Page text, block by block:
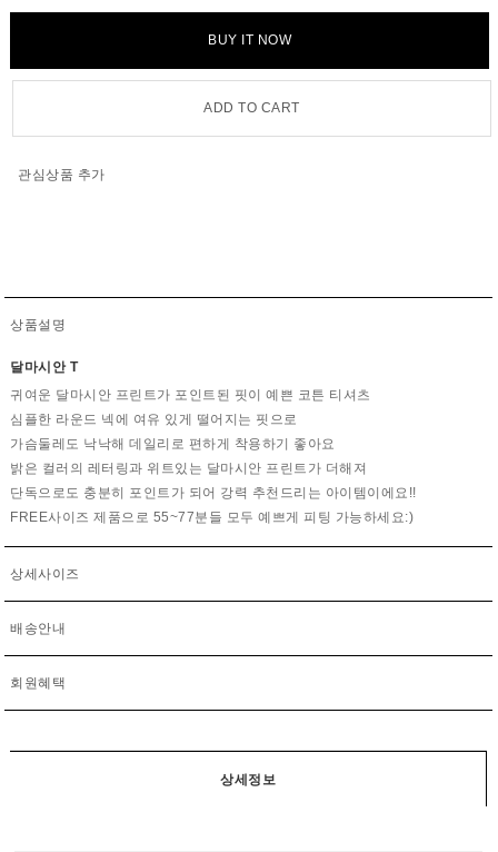
BUY IT NOW
ADD TO CART
관심상품 추가
상품설명
달마시안 T
귀여운 달마시안 프린트가 포인트된 핏이 예쁜 코튼 티셔츠
심플한 라운드 넥에 여유 있게 떨어지는 핏으로
가슴둘레도 낙낙해 데일리로 편하게 착용하기 좋아요
밝은 컬러의 레터링과 위트있는 달마시안 프린트가 더해져
단독으로도 충분히 포인트가 되어 강력 추천드리는 아이템이에요!!
FREE사이즈 제품으로 55~77분들 모두 예쁘게 피팅 가능하세요:)
상세사이즈
배송안내
회원혜택
상세정보